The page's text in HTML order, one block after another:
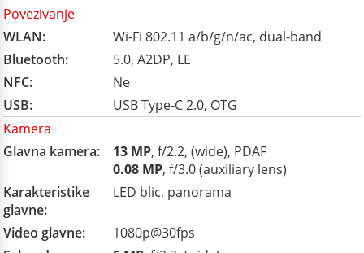
Povezivanje
WLAN:
Wi-Fi 802.11 a/b/g/n/ac, dual-band
Bluetooth:
5.0, A2DP, LE
NFC:
Ne
USB:
USB Type-C 2.0, OTG
Kamera
Glavna kamera:
13 MP, f/2.2, (wide), PDAF
0.08 MP, f/3.0 (auxiliary lens)
Karakteristike
glavne:
LED blic, panorama
Video glavne:
1080p@30fps